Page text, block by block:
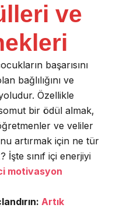
ve
başarısını
bağlılığını ve
Özellikle
bir ödül almak,
ve veliler
artırmak için ne tür
İşte sınıf içi enerjiyi
motivasyon
Artık